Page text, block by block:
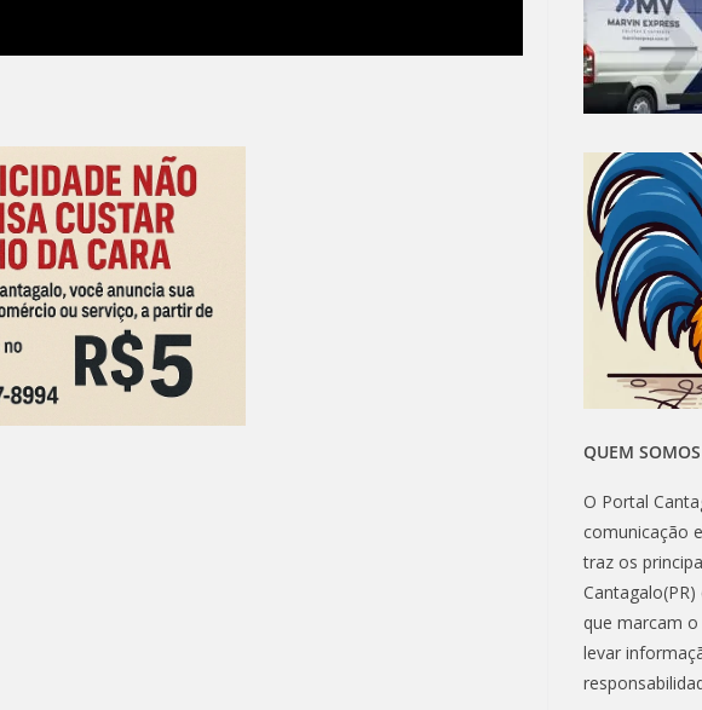
QUEM SOMOS
O Portal
comunicação
traz os
que marcam
levar